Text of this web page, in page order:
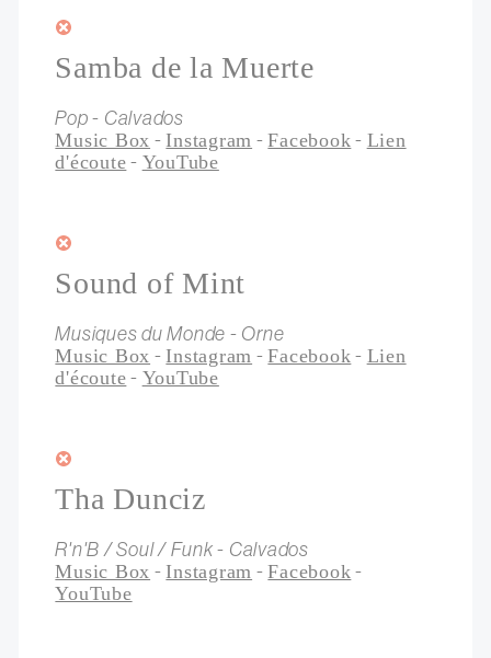
Samba de la Muerte
Pop - Calvados
Music Box - Instagram -Facebook - Lien
d'écoute - YouTube
Sound of Mint
Musiques du Monde - Orne
Music Box - Instagram -Facebook - Lien
d'écoute - YouTube
Tha Dunciz
R'n'B / Soul / Funk - Calvados
Music Box - Instagram -Facebook -
YouTube